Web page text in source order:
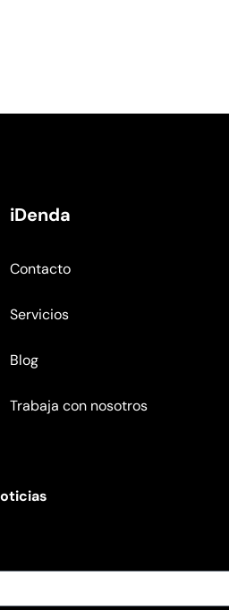
iDenda
Contacto
Servicios
Blog
Trabaja con nosotros